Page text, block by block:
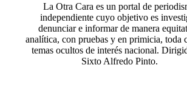
La Otra Cara es un portal de
independiente cuyo objetivo es
denunciar e informar de manera
analítica, con pruebas y en primicia, toda
temas ocultos de interés nacional.
Sixto Alfredo Pinto.